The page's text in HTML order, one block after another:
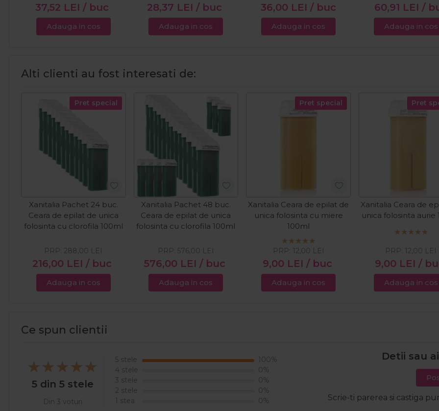
37,52 LEI / buc
Adauga in cos
28,37 LEI / buc
Adauga in cos
36,00 LEI / buc
Adauga in cos
60,91 LEI /
Adauga in cos
Alti clienti au fost interesati de:
Pret special
Xanitalia Pachet 24 buc.
Ceara de epilat de unica
folosinta cu clorofila 100ml
216,00 LEI / buc
PRP: 288,00 LEI
Adauga in cos
Xanitalia Pachet 48 buc.
Ceara de epilat de unica
folosinta cu clorofila 100ml
576,00 LEI / buc
PRP: 576,00 LEI
Adauga in cos
Pret special
Xanitalia Ceara de epilat de
unica folosinta cu miere
100ml
9,00 LEI / buc
PRP: 12,00 LEI
Adauga in cos
Pret
Xanitalia Ceara de
unica folosinta aurie
9,00 LEI /
PRP: 12,00 LEI
Adauga in cos
Ce spun clientii
5 din 5 stele
Din 3 voturi
5 stele
100%
4 stele
0%
3 stele
0%
2 stele
0%
1 stea
0%
Detii sau
Scrie-ti parerea si castiga